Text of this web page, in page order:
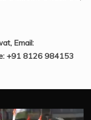
Email:
+91 8126 984153